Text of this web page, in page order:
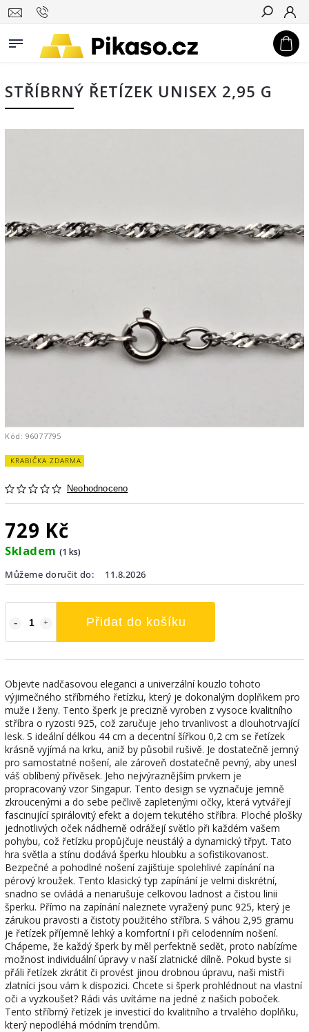
Hledat
STŘÍBRNÝ ŘETÍZEK UNISEX 2,95 G
Kód: 96077795
KRABIČKA ZDARMA
Neohodnoceno
729 Kč
Skladem (1 ks)
Můžeme doručit do:
11.8.2026
Přidat do košíku
Objevte nadčasovou eleganci a univerzální kouzlo tohoto
výjimečného stříbrného řetízku, který je dokonalým doplňkem pro
muže i ženy. Tento šperk je precizně vyroben z vysoce kvalitního
stříbra o ryzosti 925, což zaručuje jeho trvanlivost a dlouhotrvající
lesk. S ideální délkou 44 cm a decentní šířkou 0,2 cm se řetízek
krásně vyjímá na krku, aniž by působil rušivě. Je dostatečně jemný
pro samostatné nošení, ale zároveň dostatečně pevný, aby unesl
váš oblíbený přívěsek. Jeho nejvýraznějším prvkem je
propracovaný vzor Singapur. Tento design se vyznačuje jemně
zkroucenými a do sebe pečlivě zapletenými očky, která vytvářejí
fascinující spirálovitý efekt a dojem tekutého stříbra. Ploché plošky
jednotlivých oček nádherně odrážejí světlo při každém vašem
pohybu, což řetízku propůjčuje neustálý a dynamický třpyt. Tato
hra světla a stínu dodává šperku hloubku a sofistikovanost.
Bezpečné a pohodlné nošení zajišťuje spolehlivé zapínání na
pérový kroužek. Tento klasický typ zapínání je velmi diskrétní,
snadno se ovládá a nenarušuje celkovou ladnost a čistou linii
šperku. Přímo na zapínání naleznete vyražený punc 925, který je
zárukou pravosti a čistoty použitého stříbra. S váhou 2,95 gramu
je řetízek příjemně lehký a komfortní i při celodenním nošení.
Chápeme, že každý šperk by měl perfektně sedět, proto nabízíme
možnost individuální úpravy v naší zlatnické dílně. Pokud byste si
přáli řetízek zkrátit či provést jinou drobnou úpravu, naši mistři
zlatníci jsou vám k dispozici. Chcete si šperk prohlédnout na vlastní
oči a vyzkoušet? Rádi vás uvítáme na jedné z našich poboček.
Tento stříbrný řetízek je investicí do kvalitního a trvalého doplňku,
který nepodléhá módním trendům.